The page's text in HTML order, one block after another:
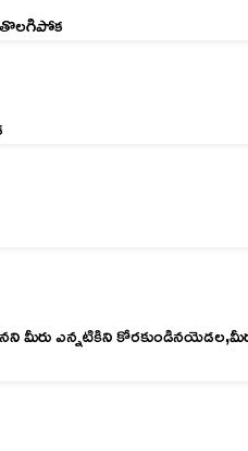
తొలగిపోక
మీరు ఎన్నటికిని